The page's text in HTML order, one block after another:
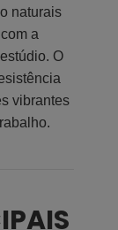
naturais
a
O
vibrantes